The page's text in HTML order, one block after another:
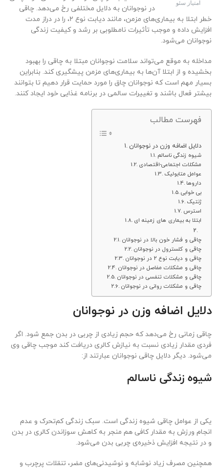
امتیاز سئو
در نوجوانان به دلایل مختلفی رخ می‌دهد. چاقی
خطر ابتلا به بیماری‌های مزمن، مانند دیابت نوع ۲، را در دراز مدت
افزایش داده و موجب تأثیرات نامطلوبی بر رشد و کیفیت زندگی
نوجوانان می‌شود.
مداخله به موقع می‌تواند سلامت نوجوانان مبتلا به چاقی را بهبود
بخشیده و از ابتلا آن‌ها به بیماری‌های مزمن پیشگیری کند. بنابراین
بسیار مهم است که نوجوانان چاق را مورد حمایت قرار دهیم تا بتوانند
بیشتر فعال باشند و تغییرات سالمی در برنامه غذایی خود ایجاد کنند.
فهرست مطالب
دلایل اضافه وزن در نوجوانان
شیوه زندگی ناسالم
مشکلات اجتماعی-اقتصادی
عوامل متابولیک
داروها
بی خوابی
ژنتیک
استرس
ابتلا به بیماری های زمینه ای
چاقی و فشار خون بالا در نوجوانان
چاقی و کلسترول در نوجوانان
چاقی و دیابت نوع ۲ در نوجوانان
چاقی و مشکلات مفاصل در نوجوانان
چاقی و مشکلات تنفسی در نوجوانان
چاقی و مشکلات روانی در نوجوانان
دلایل اضافه وزن در نوجوانان
چاقی زمانی رخ می‌دهد که حجم زیادی از چربی در بدن جمع شود. اگر
فردی مقدار زیادی نسبت به نیازش کالری دریافت کند موجب چاقی وی
می‌شود. دیگر دلایل چاقی نوجوانان عبارتند از:
شیوه زندگی ناسالم
یکی از عوامل چاقی شیوه زندگی است. سبک زندگی کم‌تحرک و عدم
انجام ورزش به مقدار کافی هم منجر به کاهش سوزاندن کالری در بدن
و در نتیجه افزایش ذخیره‌ی چربی بدن می‌شود.
همچنین مصرف زیاد نوشابه و نوشیدنی‌های مضر، تنقلات پرچرب و